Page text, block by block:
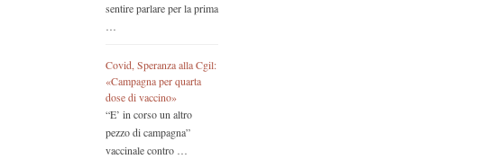
sentire parlare per la prima
…
Covid, Speranza alla Cgil:
«Campagna per quarta
dose di vaccino»
“E’ in corso un altro
pezzo di campagna”
vaccinale contro …